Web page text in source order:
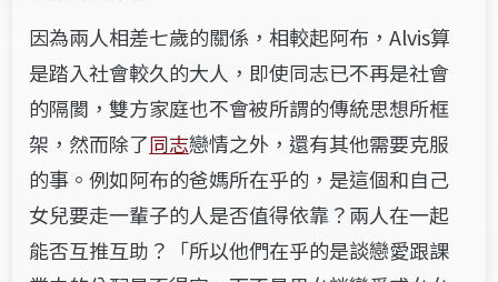
因為兩人相差七歲的關係，相較起阿布，Alvis算
是踏入社會較久的大人，即使同志已不再是社會
的隔閡，雙方家庭也不會被所謂的傳統思想所框
架，然而除了同志戀情之外，還有其他需要克服
的事。例如阿布的爸媽所在乎的，是這個和自己
女兒要走一輩子的人是否值得依靠？兩人在一起
能否互推互助？「所以他們在乎的是談戀愛跟課